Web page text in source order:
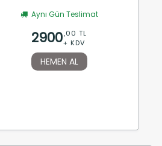
Aynı Gün Teslimat
2900,00 TL
+ KDV
HEMEN AL